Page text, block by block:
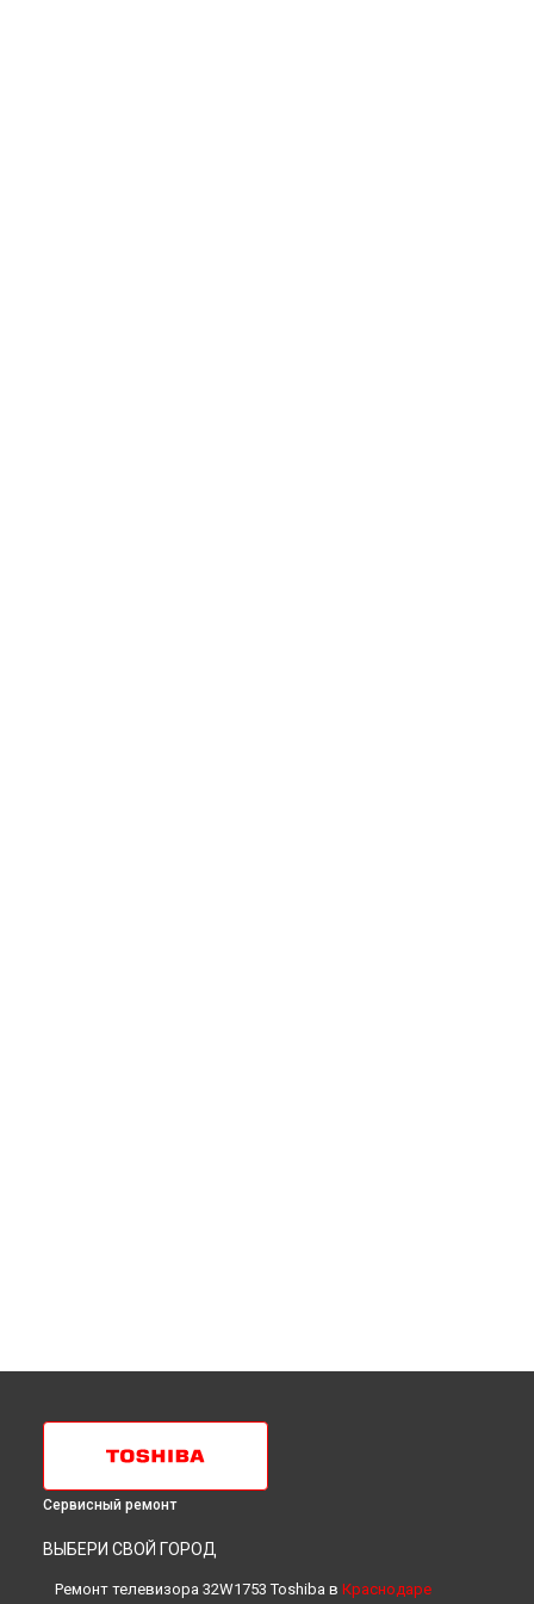
Сервисный ремонт
ВЫБЕРИ СВОЙ ГОРОД
Ремонт телевизора 32W1753 Toshiba в Краснодаре